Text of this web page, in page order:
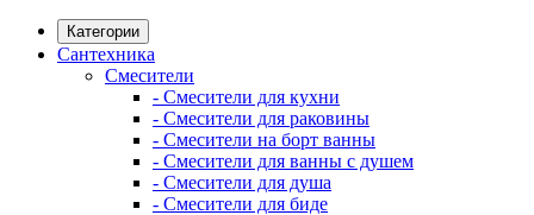
Категории
Сантехника
Смесители
- Смесители для кухни
- Смесители для раковины
- Смесители на борт ванны
- Смесители для ванны с душем
- Смесители для душа
- Смесители для биде